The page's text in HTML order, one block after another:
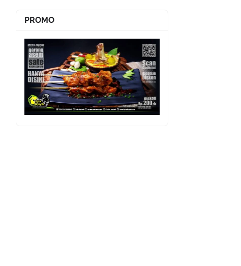
PROMO